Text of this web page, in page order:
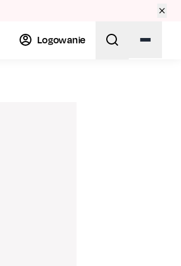
Logowanie